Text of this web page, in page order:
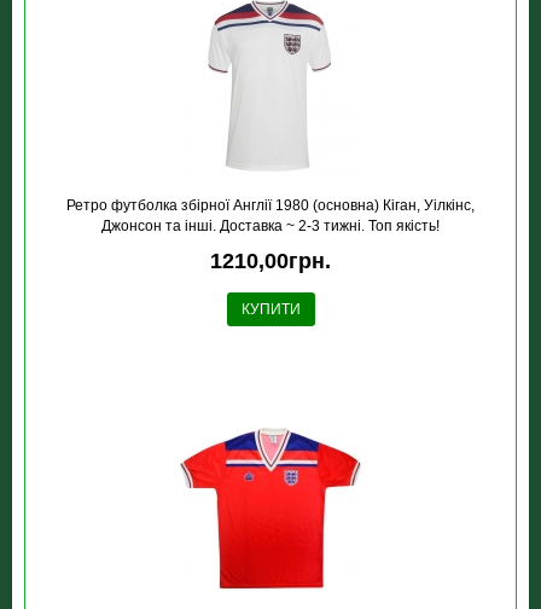
Ретро футболка збірної Англії 1980 (основна) Кіган, Уілкінс,
Джонсон та інші. Доставка ~ 2-3 тижні. Топ якість!
1210,00грн.
КУПИТИ